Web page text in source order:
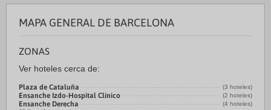
MAPA GENERAL DE BARCELONA
ZONAS
Ver hoteles cerca de:
Plaza de Cataluña (3 hoteles)
Ensanche Izdo-Hospital Clínico (2 hoteles)
Ensanche Derecha (4 hoteles)